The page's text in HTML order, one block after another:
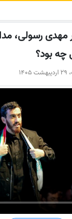
مهدی رسولی،
چه بود؟